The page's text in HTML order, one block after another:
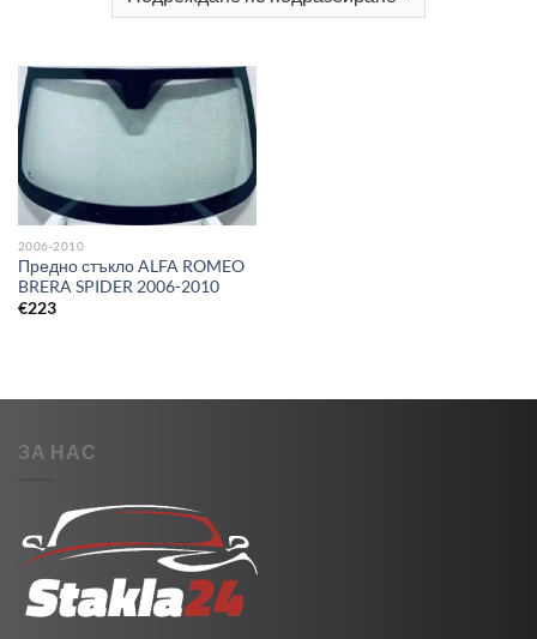
2006-2010
Предно стъкло ALFA ROMEO
BRERA SPIDER 2006-2010
€223
ЗА НАС